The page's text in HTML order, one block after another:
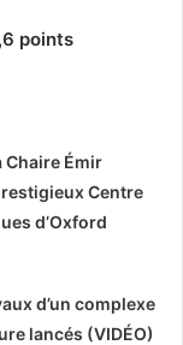
points
Chaire Émir
Centre
d’Oxford
d’un complexe
lancés (VIDÉO)